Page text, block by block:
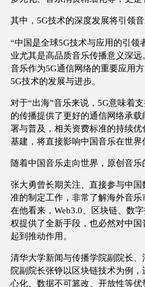
其中，5G技术的深度发展将引领音
“中国是全球5G技术与应用的引领
业尤其是高品质音乐传播意义深
音乐作为5G通信网络的重要应用
5G技术的发展与进步。
对于“出海”音乐来说，5G意味着
的传播提供了更好的通信网络承
署与普及，相关资费标准的持续
基建，将直接影响中国音乐在世界
随着中国音乐走向世界，原创音乐
张大勇曾长期关注、直接参与中
准的制定工作，非常了解海外音乐
在他看来，Web3.0、区块链、数
权提供了全新手段，也必然对中
起到推动作用。
清华大学新闻与传播学院副院长
院副院长张铮以区块链技术为例
心化、数据不可篡改、开放性等